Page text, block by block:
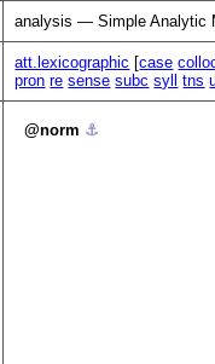
analysis — Simple Analytic
att.lexicographic [case
pron re sense subc syll tns
norm ⚓︎